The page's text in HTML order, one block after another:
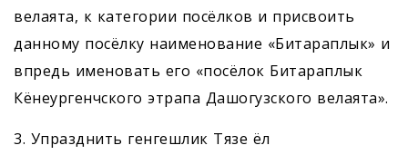
велаята, к категории посёлков и присвоить
данному посёлку наименование «Битарап­лык» и
впредь именовать его «посёлок Битараплык
Кёнеургенчского этрапа Дашогузского велаята».
3. Упразднить генгешлик Тязе ёл